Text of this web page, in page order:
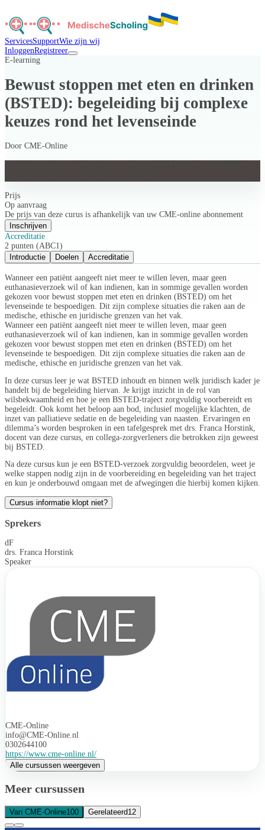
ServicesSupportWie zijn wij
InloggenRegistreer
E-learning
Bewust stoppen met eten en drinken
(BSTED): begeleiding bij complexe
keuzes rond het levenseinde
Door CME-Online
Prijs
Op aanvraag
De prijs van deze curus is afhankelijk van uw CME-online abonnement
Inschrijven
Accreditatie
2 punten (ABC1)
Introductie
Doelen Accreditatie
Wanneer een patiënt aangeeft niet meer te willen leven, maar geen
euthanasieverzoek wil of kan indienen, kan in sommige gevallen worden
gekozen voor bewust stoppen met eten en drinken (BSTED) om het
levenseinde te bespoedigen. Dit zijn complexe situaties die raken aan de
medische, ethische en juridische grenzen van het vak.
Wanneer een patiënt aangeeft niet meer te willen leven, maar geen
euthanasieverzoek wil of kan indienen, kan in sommige gevallen worden
gekozen voor bewust stoppen met eten en drinken (BSTED) om het
levenseinde te bespoedigen. Dit zijn complexe situaties die raken aan de
medische, ethische en juridische grenzen van het vak.
In deze cursus leer je wat BSTED inhoudt en binnen welk juridisch kader je
handelt bij de begeleiding hiervan. Je krijgt inzicht in de rol van
wilsbekwaamheid en hoe je een BSTED-traject zorgvuldig voorbereidt en
begeleidt. Ook komt het beloop aan bod, inclusief mogelijke klachten, de
inzet van palliatieve sedatie en de begeleiding van naasten. Ervaringen en
dilemma’s worden besproken in een tafelgesprek met drs. Franca Horstink,
docent van deze cursus, en collega-zorgverleners die betrokken zijn geweest
bij BSTED.
Na deze cursus kun je een BSTED-verzoek zorgvuldig beoordelen, weet je
welke stappen nodig zijn in de voorbereiding en begeleiding van het traject
en kun je onderbouwd omgaan met de afwegingen die hierbij komen kijken.
Cursus informatie klopt niet?
Sprekers
dF
drs. Franca Horstink
Speaker
CME-Online
info@CME-Online.nl
0302644100
https://www.cme-online.nl/
Alle cursussen weergeven
Meer cursussen
Van CME-Online100 Gerelateerd12